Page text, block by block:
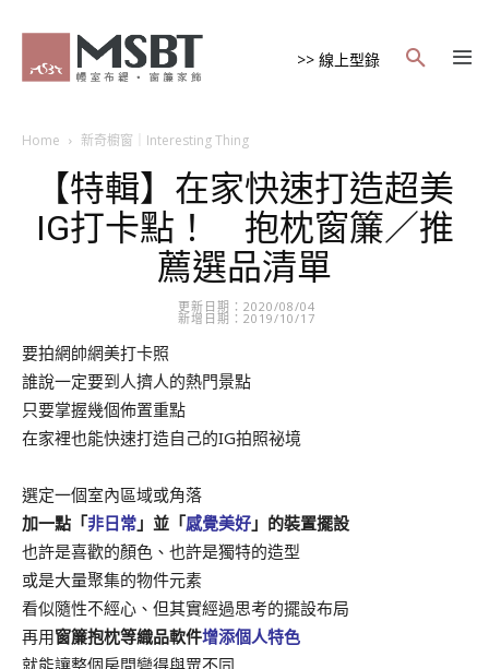
>> 線上型錄
Home 新奇櫥窗｜Interesting Thing
【特輯】在家快速打造超美
IG打卡點！ 抱枕窗簾／推
薦選品清單
更新日期：2020/08/04
新增日期：2019/10/17
要拍網帥網美打卡照
誰說一定要到人擠人的熱門景點
只要掌握幾個佈置重點
在家裡也能快速打造自己的IG拍照祕境
選定一個室內區域或角落
加一點「非日常 」並「感覺美好 」的裝置擺設
也許是喜歡的顏色、也許是獨特的造型
或是大量聚集的物件元素
看似隨性不經心、但其實經過思考的擺設布局
再用窗簾抱枕等織品軟件增添個人特色
就能讓整個房間變得與眾不同